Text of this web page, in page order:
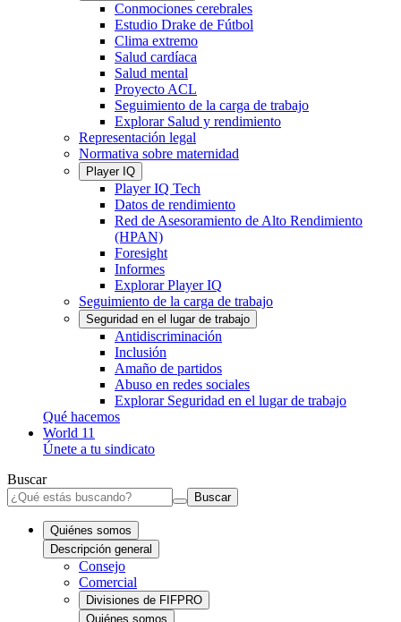
Conmociones cerebrales
Estudio Drake de Fútbol
Clima extremo
Salud cardíaca
Salud mental
Proyecto ACL
Seguimiento de la carga de trabajo
Explorar Salud y rendimiento
Representación legal
Normativa sobre maternidad
Player IQ
Player IQ Tech
Datos de rendimiento
Red de Asesoramiento de Alto Rendimiento
(HPAN)
Foresight
Informes
Explorar Player IQ
Seguimiento de la carga de trabajo
Seguridad en el lugar de trabajo
Antidiscriminación
Inclusión
Amaño de partidos
Abuso en redes sociales
Explorar Seguridad en el lugar de trabajo
Qué hacemos
World 11
Únete a tu sindicato
Buscar
Buscar
Quiénes somos
Descripción general
Consejo
Comercial
Divisiones de FIFPRO
Quiénes somos